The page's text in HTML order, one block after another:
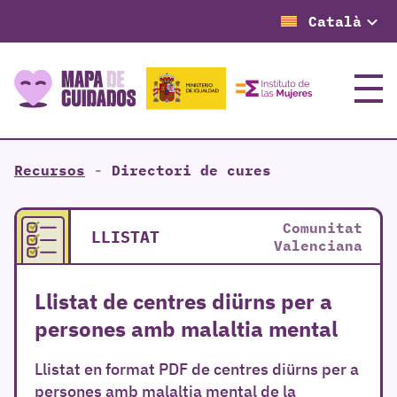
Català
Menú
Recursos - Directori de cures
LLISTAT
Comunitat
Valenciana
Llistat de centres diürns per a
persones amb malaltia mental
Llistat en format PDF de centres diürns per a
persones amb malaltia mental de la